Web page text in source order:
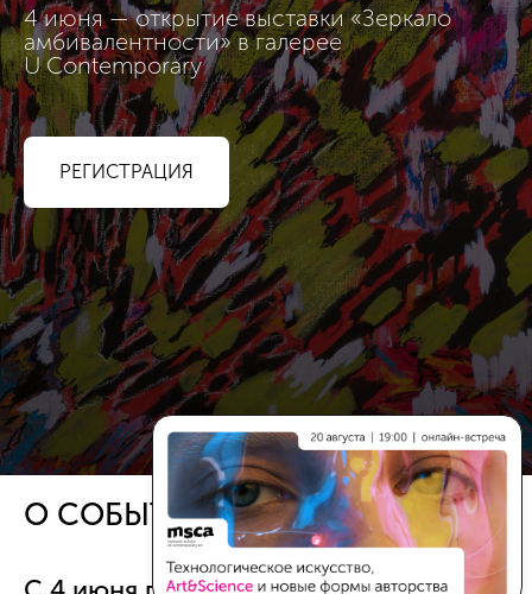
4 июня — открытие выставки «Зеркало
амбивалентности» в галерее
U Contemporary
РЕГИСТРАЦИЯ
О СОБЫТИИ